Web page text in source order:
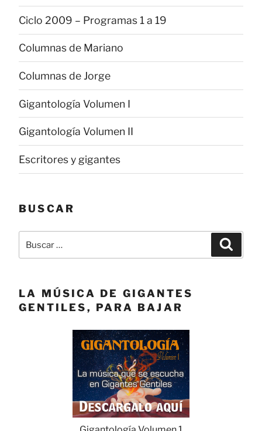
Ciclo 2009 – Programas 1 a 19
Columnas de Mariano
Columnas de Jorge
Gigantología Volumen I
Gigantología Volumen II
Escritores y gigantes
BUSCAR
Buscar
LA MÚSICA DE GIGANTES
GENTILES, PARA BAJAR